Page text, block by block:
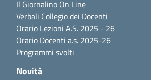
Il Giornalino On Line
Verbali Collegio dei Docenti
Orario Lezioni A.S. 2025 - 26
Orario Docenti a.s. 2025-26
Programmi svolti
Novità